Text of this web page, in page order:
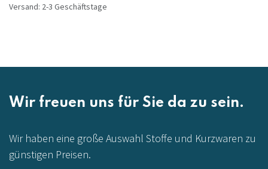
Versand: 2-3 Geschäftstage
Wir freuen uns für Sie da zu sein.
Wir haben eine große Auswahl Stoffe und Kurzwaren zu
günstigen Preisen.